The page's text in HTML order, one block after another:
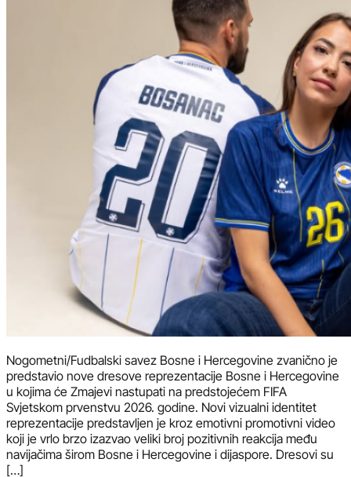
Nogometni/Fudbalski savez Bosne i Hercegovine zvanično je
predstavio nove dresove reprezentacije Bosne i Hercegovine
u kojima će Zmajevi nastupati na predstojećem FIFA
Svjetskom prvenstvu 2026. godine. Novi vizualni identitet
reprezentacije predstavljen je kroz emotivni promotivni video
koji je vrlo brzo izazvao veliki broj pozitivnih reakcija među
navijačima širom Bosne i Hercegovine i dijaspore. Dresovi su
[…]